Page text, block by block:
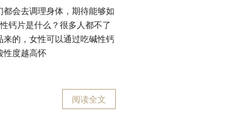
会去调理身体，期待能够如
钙片是什么？很多人都不了
的，女性可以通过吃碱性钙
性度越高怀
阅读全文